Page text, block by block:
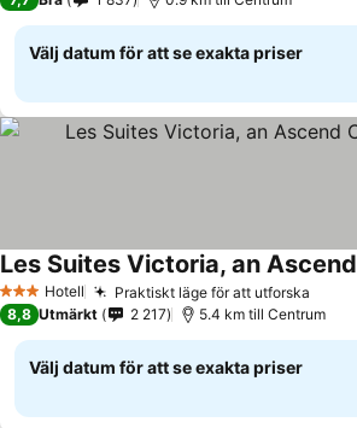
Välj datum för att se exakta priser
3 StjärnorHotell Praktiskt läge för att utforska
Se priser
8,8 Utmärkt 2 217 5.4 km till Centrum
Välj datum för att se exakta priser